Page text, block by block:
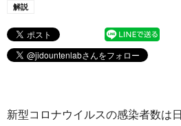
解説
新型コロナウイルスの感染者数は